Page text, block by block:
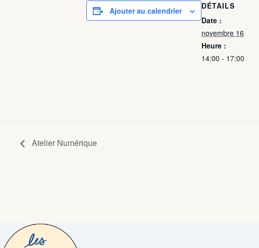
Ajouter au calendrier
DÉTAILS
Date :
novembre 16
Heure :
14:00 - 17:00
Atelier Numérique